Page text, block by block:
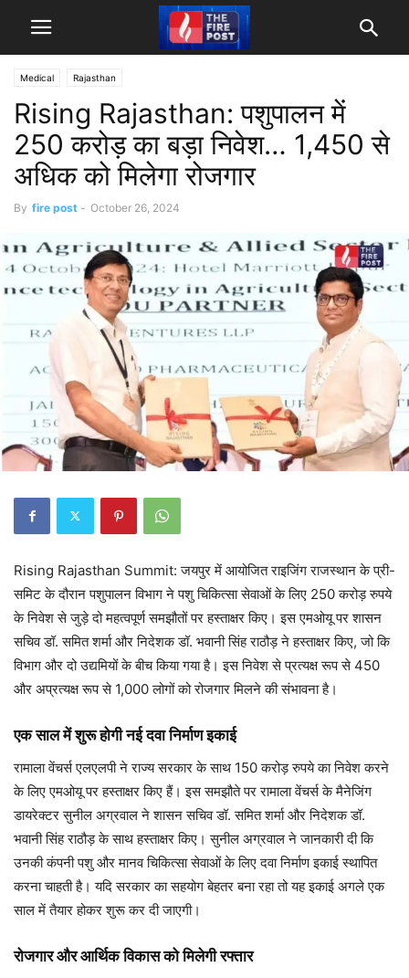
Medical Rajasthan
Rising Rajasthan: पशुपालन में
250 करोड़ का बड़ा निवेश… 1,450 से
अधिक को मिलेगा रोजगार
By fire post - October 26, 2024
Rising Rajasthan Summit: जयपुर में आयोजित राइजिंग राजस्थान के प्री-
समिट के दौरान पशुपालन विभाग ने पशु चिकित्सा सेवाओं के लिए 250 करोड़ रुपये
के निवेश से जुड़े दो महत्वपूर्ण समझौतों पर हस्ताक्षर किए। इस एमओयू पर शासन
सचिव डॉ. समित शर्मा और निदेशक डॉ. भवानी सिंह राठौड़ ने हस्ताक्षर किए, जो कि
विभाग और दो उद्यमियों के बीच किया गया है। इस निवेश से प्रत्यक्ष रूप से 450
और अप्रत्यक्ष रूप से 1,000 लोगों को रोजगार मिलने की संभावना है।
एक साल में शुरू होगी नई दवा निर्माण इकाई
रामाला वेंचर्स एलएलपी ने राज्य सरकार के साथ 150 करोड़ रुपये का निवेश करने
के लिए एमओयू पर हस्ताक्षर किए हैं। इस समझौते पर रामाला वेंचर्स के मैनेजिंग
डायरेक्टर सुनील अग्रवाल ने शासन सचिव डॉ. समित शर्मा और निदेशक डॉ.
भवानी सिंह राठौड़ के साथ हस्ताक्षर किए। सुनील अग्रवाल ने जानकारी दी कि
उनकी कंपनी पशु और मानव चिकित्सा सेवाओं के लिए दवा निर्माण इकाई स्थापित
करना चाहती है। यदि सरकार का सहयोग बेहतर बना रहा तो यह इकाई अगले एक
साल में तैयार होकर शुरू कर दी जाएगी।
रोजगार और आर्थिक विकास को मिलेगी रफ्तार